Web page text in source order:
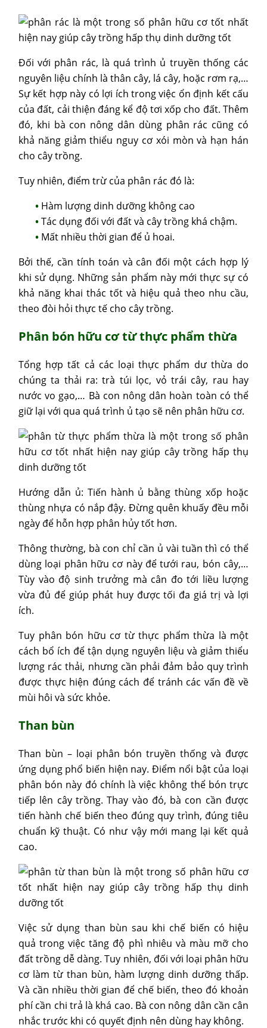
Đối với phân rác, là quá trình ủ truyền thống các
nguyên liệu chính là thân cây, lá cây, hoặc rơm rạ,…
Sự kết hợp này có lợi ích trong việc ổn định kết cấu
của đất, cải thiện đáng kể độ tơi xốp cho đất. Thêm
đó, khi bà con nông dân dùng phân rác cũng có
khả năng giảm thiểu nguy cơ xói mòn và hạn hán
cho cây trồng.
Tuy nhiên, điểm trừ của phân rác đó là:
Hàm lượng dinh dưỡng không cao
Tác dụng đối với đất và cây trồng khá chậm.
Mất nhiều thời gian để ủ hoai.
Bởi thế, cần tính toán và cân đối một cách hợp lý
khi sử dụng. Những sản phẩm này mới thực sự có
khả năng khai thác tốt và hiệu quả theo nhu cầu,
theo đòi hỏi thực tế cho cây trồng.
Phân bón hữu cơ từ thực phẩm thừa
Tổng hợp tất cả các loại thực phẩm dư thừa do
chúng ta thải ra: trà túi lọc, vỏ trái cây, rau hay
nước vo gạo,… Bà con nông dân hoàn toàn có thể
giữ lại với qua quá trình ủ tạo sẽ nên phân hữu cơ.
Hướng dẫn ủ: Tiến hành ủ bằng thùng xốp hoặc
thùng nhựa có nắp đậy. Đừng quên khuấy đều mỗi
ngày để hỗn hợp phân hủy tốt hơn.
Thông thường, bà con chỉ cần ủ vài tuần thì có thể
dùng loại phân hữu cơ này để tưới rau, bón cây,…
Tùy vào độ sinh trưởng mà cân đo tới liều lượng
vừa đủ để giúp phát huy được tối đa giá trị và lợi
ích.
Tuy phân bón hữu cơ từ thực phẩm thừa là một
cách bổ ích để tận dụng nguyên liệu và giảm thiểu
lượng rác thải, nhưng cần phải đảm bảo quy trình
được thực hiện đúng cách để tránh các vấn đề về
mùi hôi và sức khỏe.
Than bùn
Than bùn – loại phân bón truyền thống và được
ứng dụng phổ biến hiện nay. Điểm nổi bật của loại
phân bón này đó chính là việc không thể bón trực
tiếp lên cây trồng. Thay vào đó, bà con cần được
tiến hành chế biến theo đúng quy trình, đúng tiêu
chuẩn kỹ thuật. Có như vậy mới mang lại kết quả
cao.
Việc sử dụng than bùn sau khi chế biến có hiệu
quả trong việc tăng độ phì nhiêu và màu mỡ cho
đất trồng dễ dàng. Tuy nhiên, đối với loại phân hữu
cơ làm từ than bùn, hàm lượng dinh dưỡng thấp.
Và cần nhiều thời gian để chế biến, theo đó khoản
phí cần chi trả là khá cao. Bà con nông dân cần cân
nhắc trước khi có quyết định nên dùng hay không.